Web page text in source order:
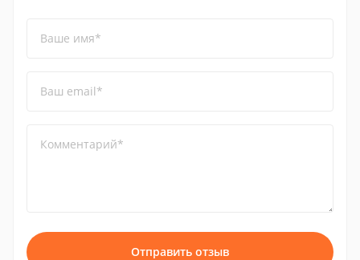
Ваше имя*
Ваш email*
Комментарий*
Отправить отзыв